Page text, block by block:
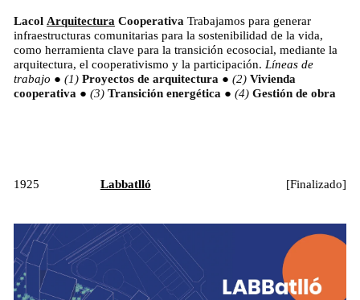
Lacol Arquitectura Cooperativa Trabajamos para generar
infraestructuras comunitarias para la sostenibilidad de la vida,
como herramienta clave para la transición ecosocial, mediante la
arquitectura, el cooperativismo y la participación. Líneas de
trabajo ● Proyectos de arquitectura ●
Vivienda
cooperativa ● Transición energética ● Gestión de obra
1925 Labbatlló [Finalizado]